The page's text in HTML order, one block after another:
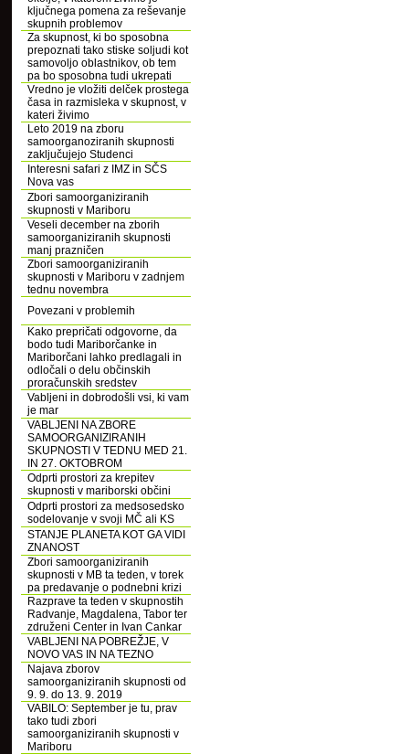
ključnega pomena za reševanje
skupnih problemov
Za skupnost, ki bo sposobna
prepoznati tako stiske soljudi kot
samovoljo oblastnikov, ob tem
pa bo sposobna tudi ukrepati
Vredno je vložiti delček prostega
časa in razmisleka v skupnost, v
kateri živimo
Leto 2019 na zboru
samoorganoziranih skupnosti
zaključujejo Studenci
Interesni safari z IMZ in SČS
Nova vas
Zbori samoorganiziranih
skupnosti v Mariboru
Veseli december na zborih
samoorganiziranih skupnosti
manj prazničen
Zbori samoorganiziranih
skupnosti v Mariboru v zadnjem
tednu novembra
Povezani v problemih
Kako prepričati odgovorne, da
bodo tudi Mariborčanke in
Mariborčani lahko predlagali in
odločali o delu občinskih
proračunskih sredstev
Vabljeni in dobrodošli vsi, ki vam
je mar
VABLJENI NA ZBORE
SAMOORGANIZIRANIH
SKUPNOSTI V TEDNU MED 21.
IN 27. OKTOBROM
Odprti prostori za krepitev
skupnosti v mariborski občini
Odprti prostori za medsosedsko
sodelovanje v svoji MČ ali KS
STANJE PLANETA KOT GA VIDI
ZNANOST
Zbori samoorganiziranih
skupnosti v MB ta teden, v torek
pa predavanje o podnebni krizi
Razprave ta teden v skupnostih
Radvanje, Magdalena, Tabor ter
združeni Center in Ivan Cankar
VABLJENI NA POBREŽJE, V
NOVO VAS IN NA TEZNO
Najava zborov
samoorganiziranih skupnosti od
9. 9. do 13. 9. 2019
VABILO: September je tu, prav
tako tudi zbori
samoorganiziranih skupnosti v
Mariboru